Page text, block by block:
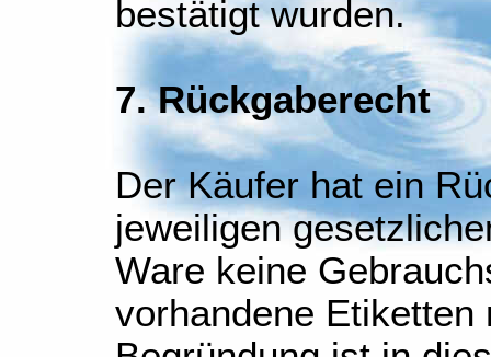
bestätigt wurden.
7. Rückgaberecht
Der Käufer hat ein
jeweiligen
Ware keine
vorhandene